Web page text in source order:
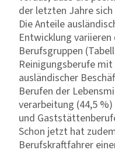
der letzten Jahre
Die Anteile
Entwicklung
Berufsgruppen
Reinigungsberufe
ausländischer
Berufen der
verarbeitung (44,5
und
Schon jetzt hat
Berufskraftfahrer